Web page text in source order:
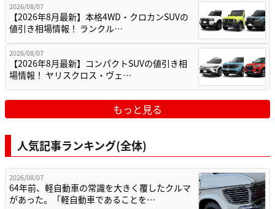
2026/08/07
【2026年8月最新】本格4WD・クロカンSUVの
値引き相場情報！ ランクル…
2026/08/07
【2026年8月最新】コンパクトSUVの値引き相
場情報！ ヤリスクロス・ヴェ…
もっと見る
人気記事ランキング(全体)
2026/08/07
64年前、軽自動車の常識を大きく覆したクルマ
があった。「軽自動車であることを…